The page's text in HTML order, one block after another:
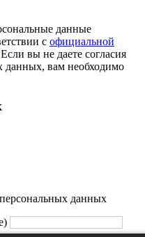
данные
с официальной
вы не даете согласия
данных, вам необходимо
данных